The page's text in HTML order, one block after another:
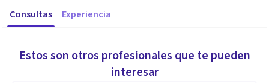
Consultas Experiencia
Estos son otros profesionales que te pueden
interesar